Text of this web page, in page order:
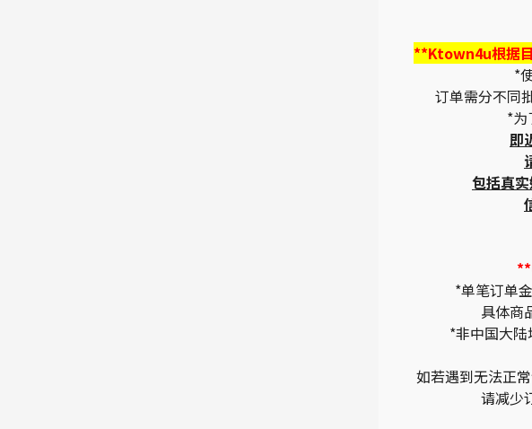
**Ktown4u根据
*
订单需分不同
*为
即
包括真
*单笔订单
具体商
*非中国大陆
如若遇到无法正
请减少